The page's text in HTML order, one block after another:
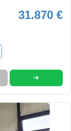
31.870 €
➜